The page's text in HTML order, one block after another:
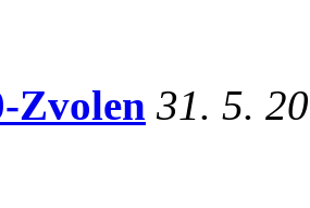
Zvolen 31. 5.